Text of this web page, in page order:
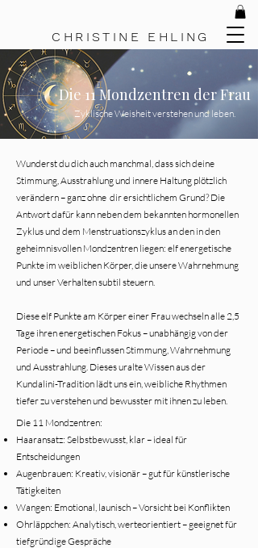
C H R I S T I N E E H L I N G
Die 11 Mondzentren der Frau
Zyklische Weisheit verstehen und leben.
Wunderst du dich auch manchmal, dass sich deine
Stimmung, Ausstrahlung und innere Haltung plötzlich
verändern – ganz ohne dir ersichtlichem Grund? Die
Antwort dafür kann neben dem bekannten hormonellen
Zyklus und dem Menstruationszyklus an den in den
geheimnisvollen Mondzentren liegen: elf energetische
Punkte im weiblichen Körper, die unsere Wahrnehmung
und unser Verhalten subtil steuern.
Diese elf Punkte am Körper einer Frau wechseln alle 2,5
Tage ihren energetischen Fokus – unabhängig von der
Periode – und beeinflussen Stimmung, Wahrnehmung
und Ausstrahlung. Dieses uralte Wissen aus der
Kundalini-Tradition lädt uns ein, weibliche Rhythmen
tiefer zu verstehen und bewusster mit ihnen zu leben.
Die 11 Mondzentren:​
Haaransatz: Selbstbewusst, klar – ideal für
Entscheidungen
Augenbrauen: Kreativ, visionär – gut für künstlerische
Tätigkeiten
Wangen: Emotional, launisch – Vorsicht bei Konflikten
Ohrläppchen: Analytisch, werteorientiert – geeignet für
tiefgründige Gespräche